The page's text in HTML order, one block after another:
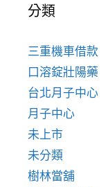
分類
三重機車借款
口溶錠壯陽藥
台北月子中心
月子中心
未上市
未分類
樹林當舖